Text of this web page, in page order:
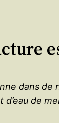
dans de
de